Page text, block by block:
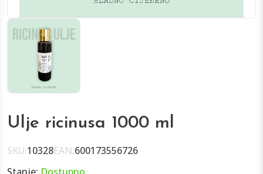
Ulje ricinusa 1000 ml
SKU:10328EAN:600173556726
Stanje: Dostupno